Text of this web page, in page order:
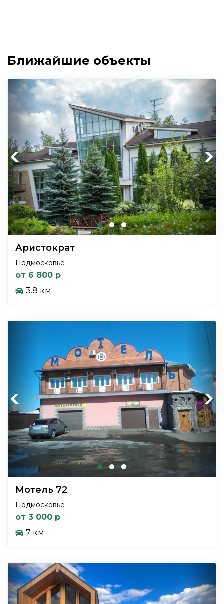
Ближайшие объекты
Previous Next
Аристократ
Подмосковье
от 6 800 р
3.8 км
Previous Next
Мотель 72
Подмосковье
от 3 000 р
7 км